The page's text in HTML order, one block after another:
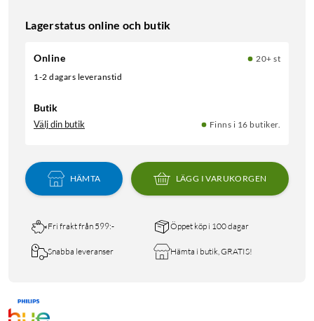
Lagerstatus online och butik
Online
20+ st
1-2 dagars leveranstid
Butik
Välj din butik Finns i 16 butiker.
HÄMTA LÄGG I VARUKORGEN
Fri frakt från 599:- Öppet köp i 100 dagar
Snabba leveranser Hämta i butik, GRATIS!